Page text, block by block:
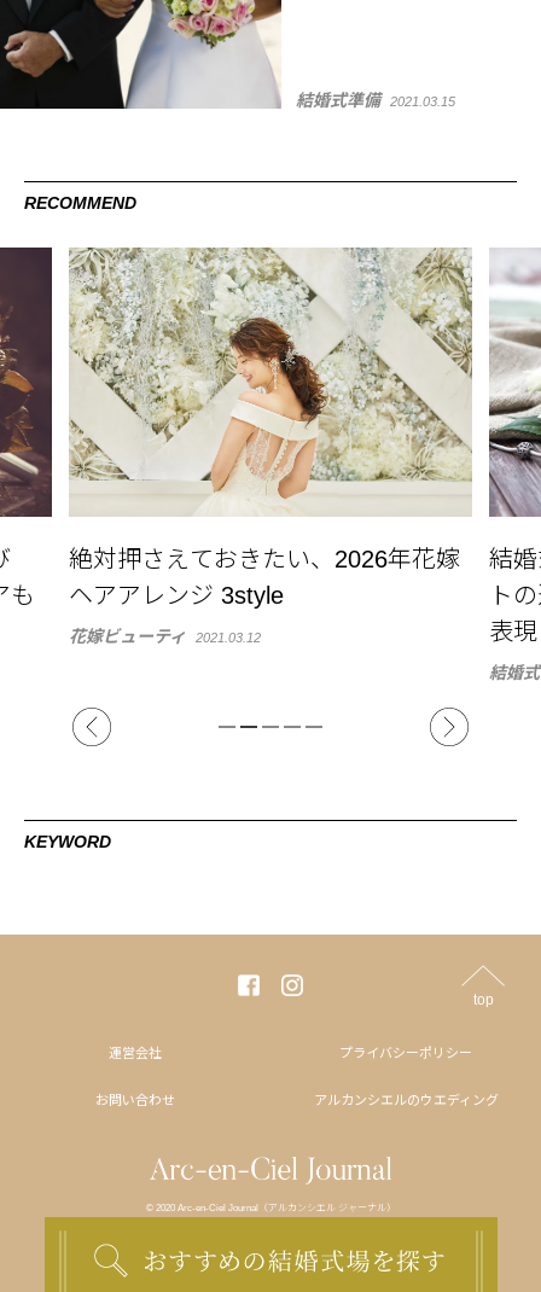
結婚式準備 2021.03.15
RECOMMEND
も
絶対押さえておきたい、2026年花嫁
ヘアアレンジ 3style
花嫁ビューティ 2021.03.12
結
ト
表現
結婚
KEYWORD
top
運営会社 プライバシーポリシー
お問い合わせ アルカンシエルのウエディング
© 2020 Arc-en-Ciel Journal（アルカンシエル ジャーナル）